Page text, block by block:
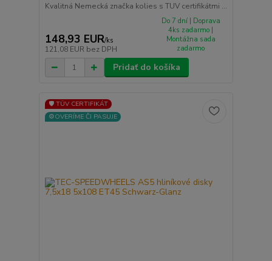
Kvalitná Nemecká značka kolies s TUV certifikátmi ...
148,93 EUR/ks
121,08 EUR bez DPH
Do 7 dní | Doprava
4ks zadarmo |
Montážna sada
zadarmo
Pridať do košíka
🛡️ TÜV CERTIFIKÁT
⚙️OVERÍME ČI PASUJE